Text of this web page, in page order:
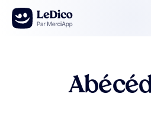
Aller au contenu